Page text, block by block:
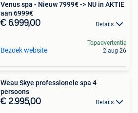
Venus spa - Nieuw 7999€ -> NU in AKTIE
aan 6999€
€ 6.999,00 Details
Bezoek website
Topadvertentie
2 aug 26
Weau Skye professionele spa 4
persoons
€ 2.995,00 Details